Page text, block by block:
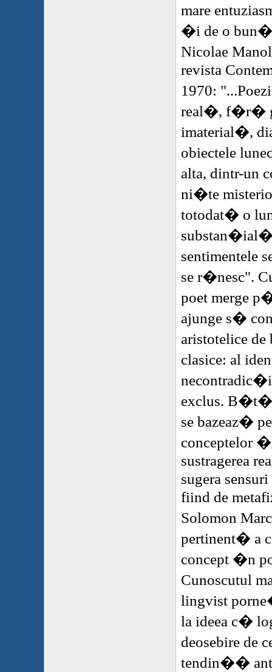
mare
�i de o bun�
Nicolae
revista
1970:
real�, f�r�
imaterial�,
obiectele
alta, dintr-un
ni�te
totodat� o
sentimentele
se r�nesc".
poet merge
ajunge s�
aristotelice
clasice: al
exclus.
se bazeaz�
conceptelor
sustragerea
sugera
fiind de
Solomon
pertinent� a
concept �n
Cunoscutul
lingvist
la ideea c�
deosebire de
tendin��